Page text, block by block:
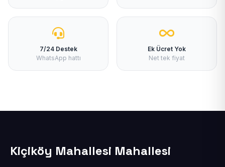
7/24 Destek
WhatsApp hattı
Ek Ücret Yok
Net tek fiyat
Kiçiköy Mahallesi Mahallesi